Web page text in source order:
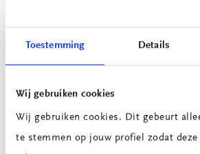
Toestemming Details
Wij gebruiken cookies
Wij gebruiken cookies. Dit gebeurt
te stemmen op jouw profiel zodat
EsportsLab van Techniek
de Politie Eenheid Den Haag onder
van Malek Kariebo, samen met